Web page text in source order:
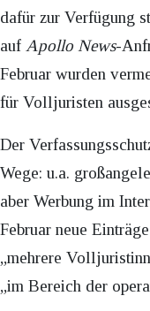
dafür zur Verfügung
auf Apollo News-
Februar wurden
für Volljuristen
Der
Wege: u.a.
aber Werbung im
Februar neue
„mehrere
„im Bereich der